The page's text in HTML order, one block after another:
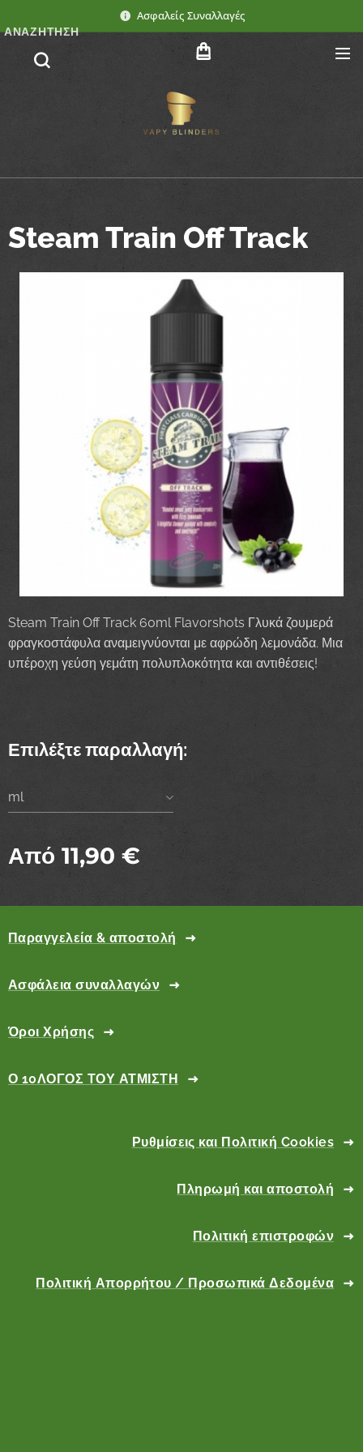
Ασφαλείς Συναλλαγές
ΑΝΑΖΉΤΗΣΗ
Steam Train Off Track
Steam Train Off Track 60ml Flavorshots Γλυκά ζουμερά
φραγκοστάφυλα αναμειγνύονται με αφρώδη λεμονάδα. Μια
υπέροχη γεύση γεμάτη πολυπλοκότητα και αντιθέσεις!
Επιλέξτε παραλλαγή:
ml
Από 11,90 €
Παραγγελεία & αποστολή
Ασφάλεια συναλλαγών
Όροι Χρήσης
Ο 10ΛΟΓΟΣ ΤΟΥ ΑΤΜΙΣΤΗ
Ρυθμίσεις και Πολιτική Cookies
Πληρωμή και αποστολή
Πολιτική επιστροφών
Πολιτική Απορρήτου / Προσωπικά Δεδομένα